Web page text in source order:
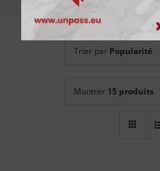
Trier par Popularité
Montrer 15 produits